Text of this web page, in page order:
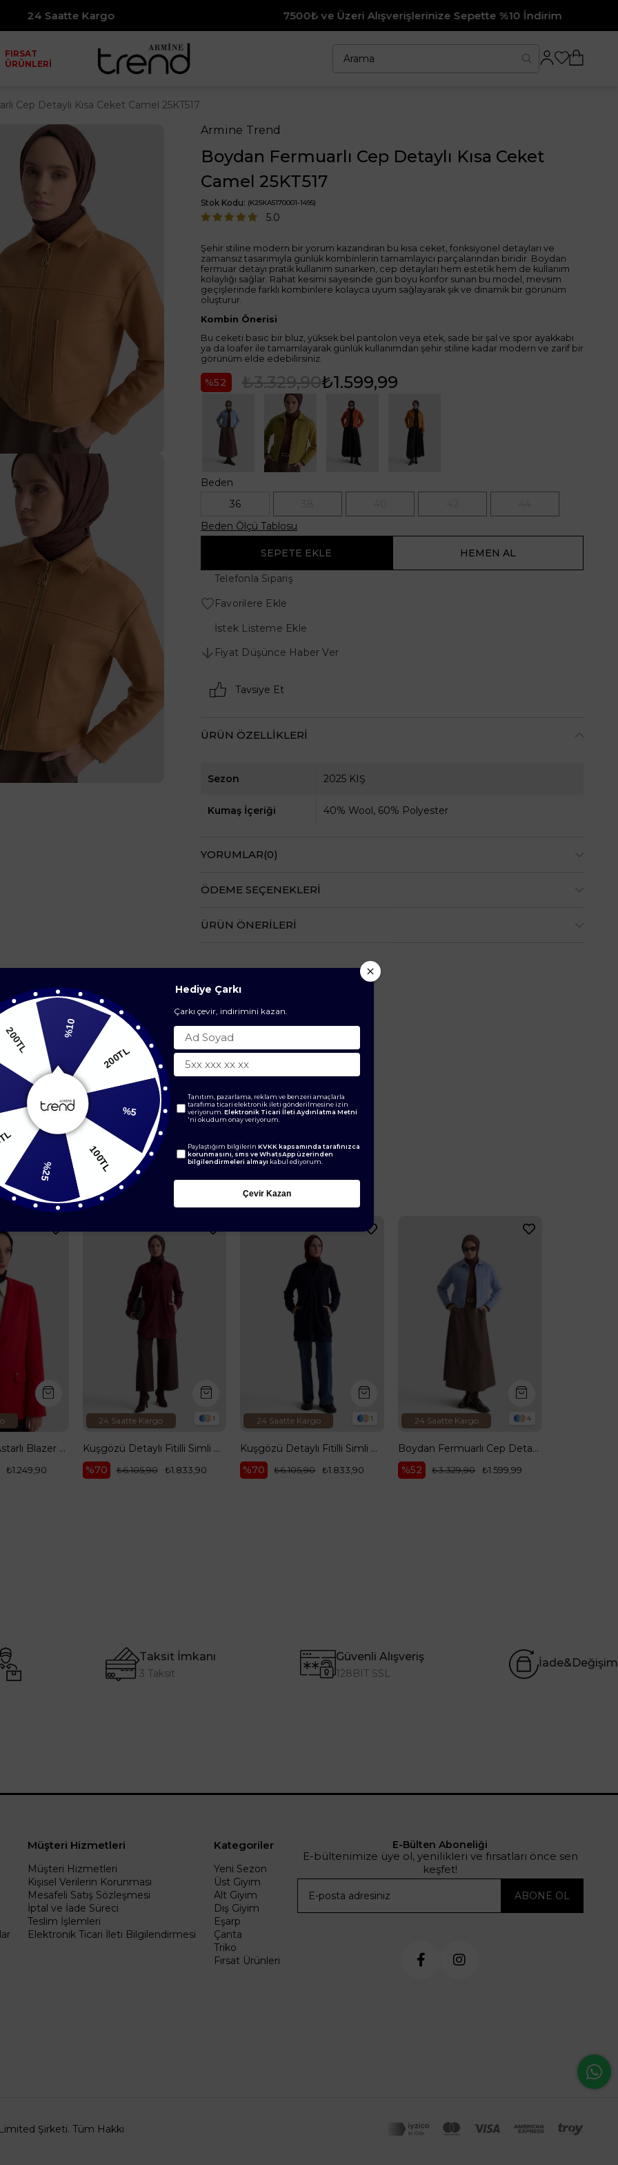
7500₺ ve Üzeri Alışverişlerinize Sepette %10 İndirim
FIRSAT
ÜRÜNLERİ
Cep Detaylı Kısa Ceket Camel 25KT517
Armine Trend
Boydan Fermuarlı Cep Detaylı Kısa Ceket
Camel 25KT517
Stok Kodu (K25KA5170001-1495)
5.0
Şehir stiline modern bir yorum kazandıran bu kısa ceket, fonksiyonel detayları ve
zamansız tasarımıyla günlük kombinlerin tamamlayıcı parçalarından biridir. Boydan
fermuar detayı pratik kullanım sunarken, cep detayları hem estetik hem de kullanım
kolaylığı sağlar. Rahat kesimi sayesinde gün boyu konfor sunan bu model, mevsim
geçişlerinde farklı kombinlere kolayca uyum sağlayarak şık ve dinamik bir görünüm
oluşturur.
Kombin Önerisi
Bu ceketi basic bir bluz, yüksek bel pantolon veya etek, sade bir şal ve spor ayakkabı
ya da loafer ile tamamlayarak günlük kullanımdan şehir stiline kadar modern ve zarif bir
görünüm elde edebilirsiniz.
52 ₺3.329,90₺1.599,99
Beden
36
Beden Ölçü Tablosu
Telefonla Sipariş
Favorilere Ekle
İstek Listeme Ekle
Fiyat Düşünce Haber Ver
Tavsiye Et
ÜRÜN ÖZELLIKLERI
Sezon 2025 KIŞ
Kumaş İçeriği 40% Wool, 60% Polyester
YORUMLAR(0)
ÖDEME SEÇENEKLERI
ÜRÜN ÖNERILERI
BENZER ÜRÜNLER
1
Saatte Kargo
Kuşgözü Detaylı Fitilli Simli Cepli Ceket Vişne 25KT555
₺1.833,90
₺6.105,90
1
24 Saatte Kargo
Kuşgözü Detaylı Fitilli Simli Cepli Ceket Lacivert 25KT555
%70
₺1.833,90
₺6.105,90
4
24 Saatte Kargo
Boydan Fermuarlı Cep Detaylı Kısa Ceket Mavi 25KT517
%52
₺1.599,99
₺3.329,90
24 Saatte Kargo
%70
₺3.662,90
Taksit İmkanı
3 Taksit
Güvenli Alışveriş
128BIT SSL
İade&Değişim
Müşteri Hizmetleri
Müşteri Hizmetleri
Kişisel Verilerin Korunması
Mesafeli Satış Sözleşmesi
İptal ve İade Süreci
Teslim İşlemleri
Elektronik Ticari İleti Bilgilendirmesi
Kategoriler
Yeni Sezon
Üst Giyim
Alt Giyim
Dış Giyim
Eşarp
Çanta
Triko
Fırsat Ürünleri
E-Bülten Aboneliği
E-bültenimize üye ol, yenilikleri ve fırsatları önce sen
keşfet!
ABONE OL
Şirketi. Tüm Hakkı
%10 200TL
%5
100TL
%25
150TL
Hediye Çarkı
Çarkı çevir, indirimini kazan.
Tanıtım, pazarlama, reklam ve benzeri amaçlarla
tarafıma ticari elektronik ileti gönderilmesine izin
veriyorum. Elektronik Ticari İleti Aydınlatma Metni
'ni okudum onay veriyorum.
Paylaştığım bilgilerin KVKK kapsamında tarafınızca
korunmasını, sms ve WhatsApp üzerinden
bilgilendirmeleri almayı kabul ediyorum.
Çevir Kazan